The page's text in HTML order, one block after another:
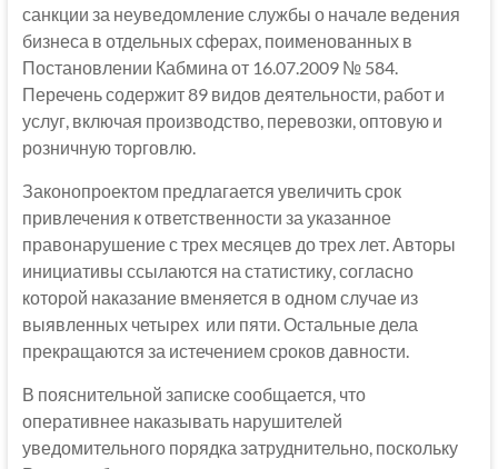
санкции за неуведомление службы о начале ведения
бизнеса в отдельных сферах, поименованных в
Постановлении Кабмина от 16.07.2009 № 584.
Перечень содержит 89 видов деятельности, работ и
услуг, включая производство, перевозки, оптовую и
розничную торговлю.
Законопроектом предлагается увеличить срок
привлечения к ответственности за указанное
правонарушение с трех месяцев до трех лет. Авторы
инициативы ссылаются на статистику, согласно
которой наказание вменяется в одном случае из
выявленных четырех или пяти. Остальные дела
прекращаются за истечением сроков давности.
В пояснительной записке сообщается, что
оперативнее наказывать нарушителей
уведомительного порядка затруднительно, поскольку